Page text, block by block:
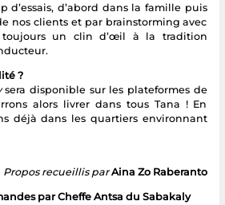
d’essais, d’abord dans la famille puis
nos clients et par brainstorming avec
toujours un clin d’œil à la tradition
?
sera disponible sur les plateformes de
alors livrer dans tous Tana ! En
déjà dans les quartiers environnant
Propos recueillis par Aina Zo Raberanto
par Cheffe Antsa du Sabakaly